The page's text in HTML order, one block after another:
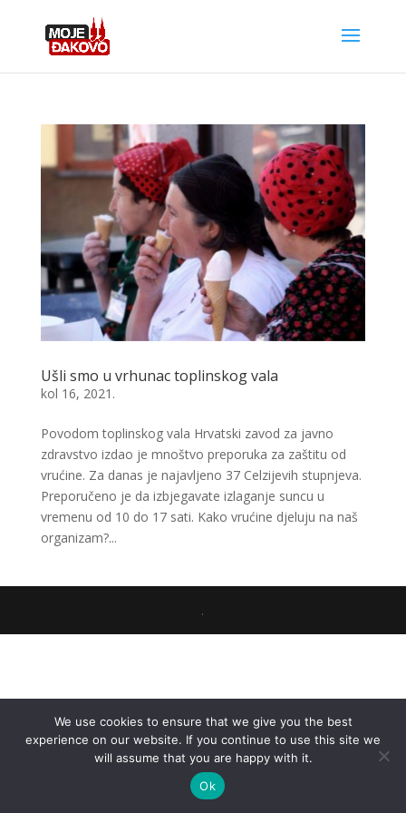
Ušli smo u vrhunac toplinskog vala
kol 16, 2021.
Povodom toplinskog vala Hrvatski zavod za javno
zdravstvo izdao je mnoštvo preporuka za zaštitu od
vrućine. Za danas je najavljeno 37 Celzijevih stupnjeva.
Preporučeno je da izbjegavate izlaganje suncu u
vremenu od 10 do 17 sati. Kako vrućine djeluju na naš
organizam?...
.
We use cookies to ensure that we give you the best
experience on our website. If you continue to use this site we
will assume that you are happy with it.
Ok